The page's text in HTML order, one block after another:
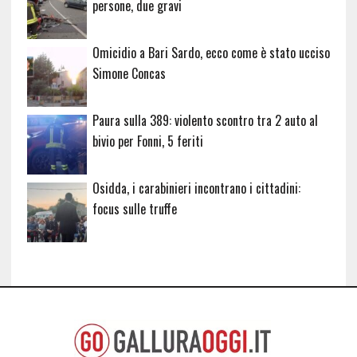
persone, due gravi
Omicidio a Bari Sardo, ecco come è stato ucciso
Simone Concas
Paura sulla 389: violento scontro tra 2 auto al
bivio per Fonni, 5 feriti
Osidda, i carabinieri incontrano i cittadini:
focus sulle truffe